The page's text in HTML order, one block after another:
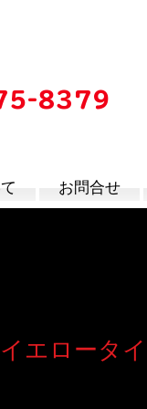
8379
お問合せ
エロータ